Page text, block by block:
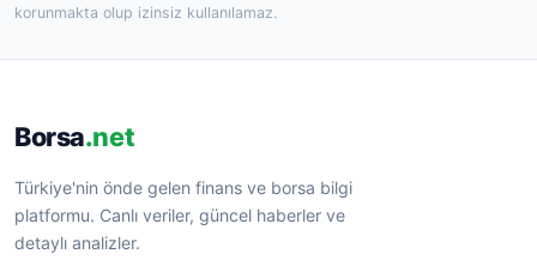
korunmakta olup izinsiz kullanılamaz.
Borsa.net
Türkiye'nin önde gelen finans ve borsa bilgi
platformu. Canlı veriler, güncel haberler ve
detaylı analizler.